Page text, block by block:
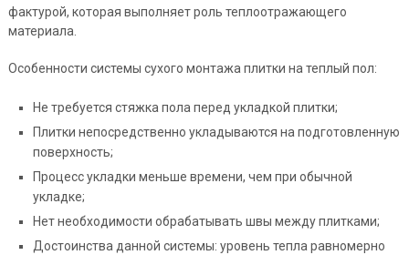
фактурой, которая выполняет роль теплоотражающего
материала.
Особенности системы сухого монтажа плитки на теплый пол:
Не требуется стяжка пола перед укладкой плитки;
Плитки непосредственно укладываются на подготовленную
поверхность;
Процесс укладки меньше времени, чем при обычной
укладке;
Нет необходимости обрабатывать швы между плитками;
Достоинства данной системы: уровень тепла равномерно